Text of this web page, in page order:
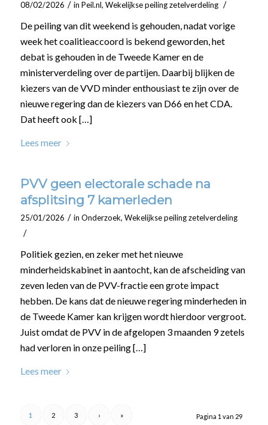
08/02/2026 / in Peil.nl, Wekelijkse peiling zetelverdeling /
De peiling van dit weekend is gehouden, nadat vorige
week het coalitieaccoord is bekend geworden, het
debat is gehouden in de Tweede Kamer en de
ministerverdeling over de partijen. Daarbij blijken de
kiezers van de VVD minder enthousiast te zijn over de
nieuwe regering dan de kiezers van D66 en het CDA.
Dat heeft ook […]
Lees meer
PVV geen electorale schade na
afsplitsing 7 kamerleden
25/01/2026 / in Onderzoek, Wekelijkse peiling zetelverdeling
/
Politiek gezien, en zeker met het nieuwe
minderheidskabinet in aantocht, kan de afscheiding van
zeven leden van de PVV-fractie een grote impact
hebben. De kans dat de nieuwe regering minderheden in
de Tweede Kamer kan krijgen wordt hierdoor vergroot.
Juist omdat de PVV in de afgelopen 3 maanden 9 zetels
had verloren in onze peiling […]
Lees meer
Pagina 1 van 29
1 2 3 › »